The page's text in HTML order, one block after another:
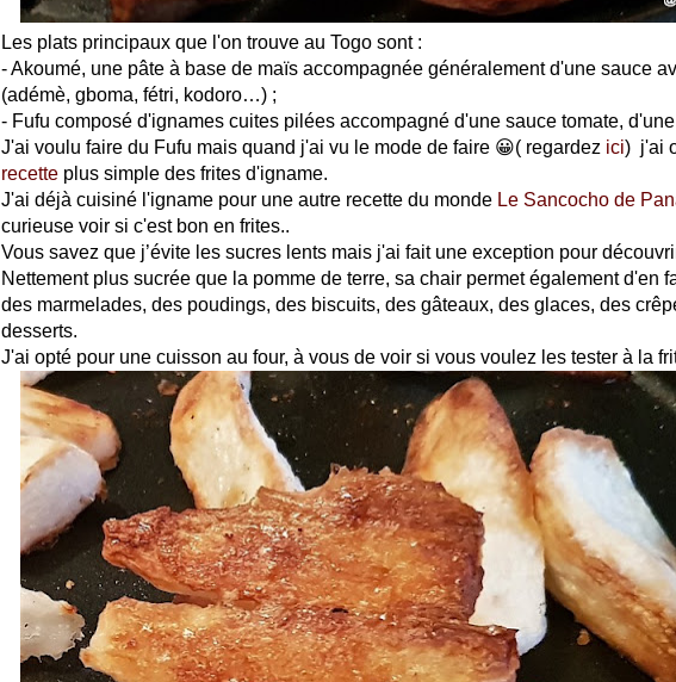
Les plats principaux que l'on trouve au Togo sont :
- Akoumé, une pâte à base de maïs accompagnée généralement d'une sauce
(adémè, gboma, fétri, kodoro…) ;
- Fufu composé d'ignames cuites pilées accompagné d'une sauce tomate,
J'ai voulu faire du Fufu mais quand j'ai vu le mode de faire 😀( regardez ici) j'ai
recette plus simple des frites d'igname.
J'ai déjà cuisiné l'igname pour une autre recette du monde Le Sancocho de
curieuse voir si c'est bon en frites..
Vous savez que j’évite les sucres lents mais j'ai fait une exception pour
Nettement plus sucrée que la pomme de terre, sa chair permet également d'en
des marmelades, des poudings, des biscuits, des gâteaux, des glaces, des
desserts.
J'ai opté pour une cuisson au four, à vous de voir si vous voulez les tester à la